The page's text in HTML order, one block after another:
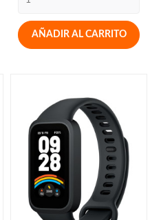
AÑADIR AL CARRITO